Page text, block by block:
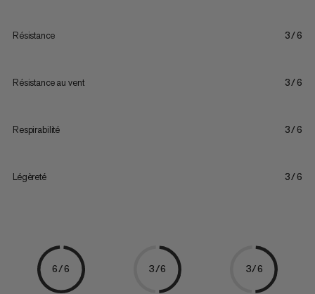
Résistance 3/6
Résistance au vent 3/6
Respirabilité 3/6
Légèreté 3/6
6/6 3/6 3/6